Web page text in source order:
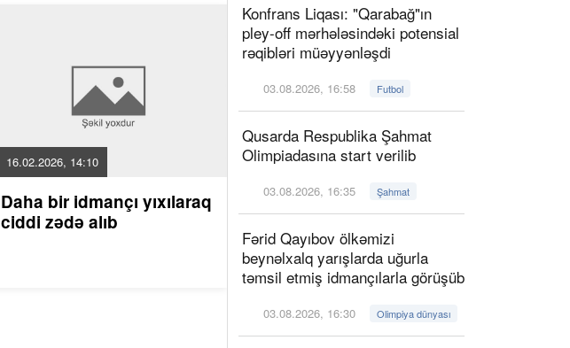
16.02.2026, 14:10
Daha bir idmançı yıxılaraq
ciddi zədə alıb
Konfrans Liqası: "Qarabağ"ın
pley-off mərhələsindəki potensial
rəqibləri müəyyənləşdi
03.08.2026, 16:58 Futbol
Qusarda Respublika Şahmat
Olimpiadasına start verilib
03.08.2026, 16:35 Şahmat
Fərid Qayıbov ölkəmizi
beynəlxalq yarışlarda uğurla
təmsil etmiş idmançılarla görüşüb
03.08.2026, 16:30 Olimpiya dünyası